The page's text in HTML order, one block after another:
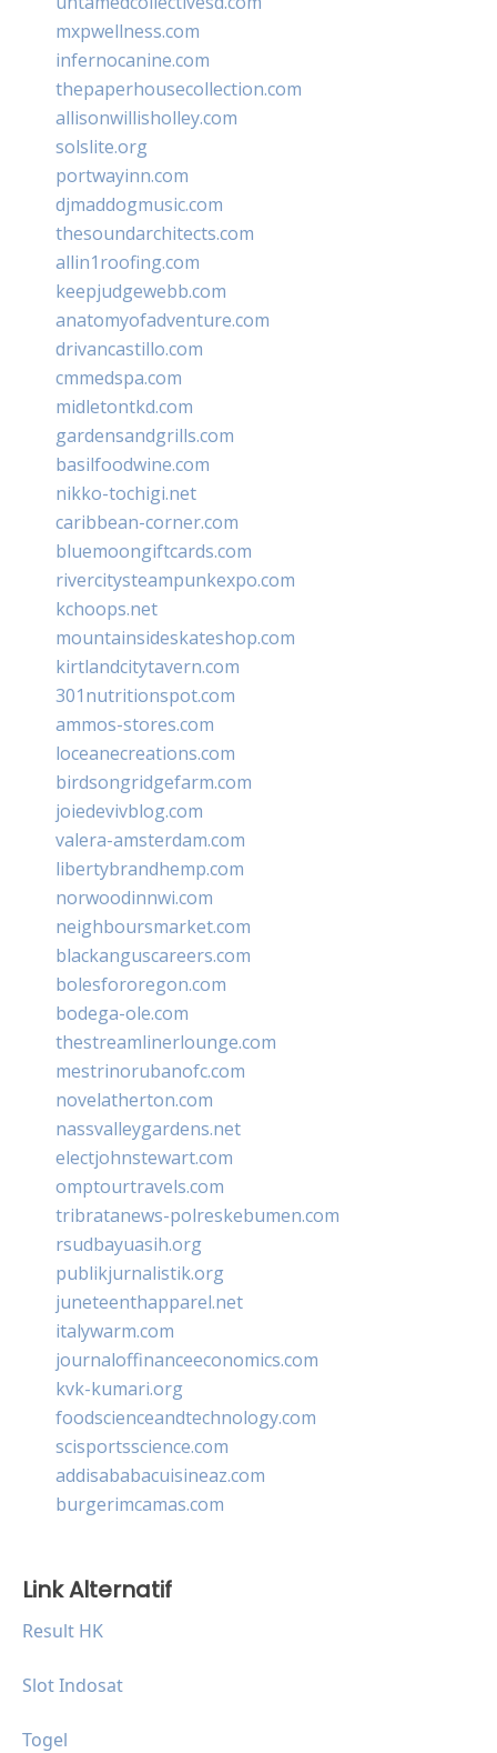
mxpwellness.com
infernocanine.com
thepaperhousecollection.com
allisonwillisholley.com
solslite.org
portwayinn.com
djmaddogmusic.com
thesoundarchitects.com
allin1roofing.com
keepjudgewebb.com
anatomyofadventure.com
drivancastillo.com
cmmedspa.com
midletontkd.com
gardensandgrills.com
basilfoodwine.com
nikko-tochigi.net
caribbean-corner.com
bluemoongiftcards.com
rivercitysteampunkexpo.com
kchoops.net
mountainsideskateshop.com
kirtlandcitytavern.com
301nutritionspot.com
ammos-stores.com
loceanecreations.com
birdsongridgefarm.com
joiedevivblog.com
valera-amsterdam.com
libertybrandhemp.com
norwoodinnwi.com
neighboursmarket.com
blackanguscareers.com
bolesfororegon.com
bodega-ole.com
thestreamlinerlounge.com
mestrinorubanofc.com
novelatherton.com
nassvalleygardens.net
electjohnstewart.com
omptourtravels.com
tribratanews-polreskebumen.com
rsudbayuasih.org
publikjurnalistik.org
juneteenthapparel.net
italywarm.com
journaloffinanceeconomics.com
kvk-kumari.org
foodscienceandtechnology.com
scisportsscience.com
addisababacuisineaz.com
burgerimcamas.com
Link Alternatif
Result HK
Slot Indosat
Togel